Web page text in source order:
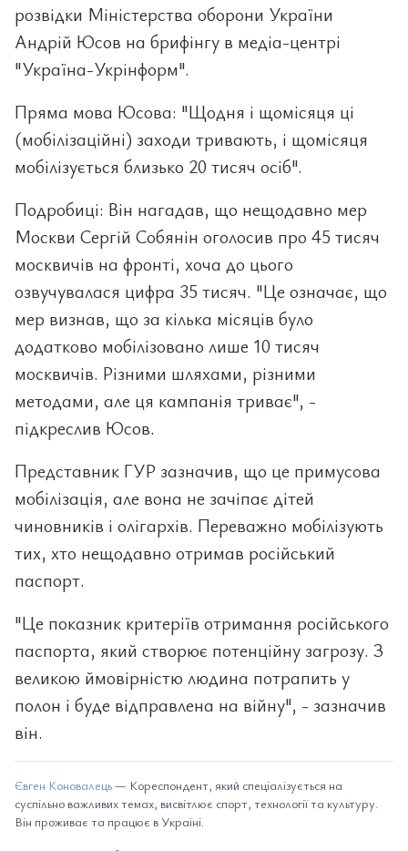
розвідки Міністерства оборони України
Андрій Юсов на брифінгу в медіа-центрі
"Україна-Укрінформ".
Пряма мова Юсова: "Щодня і щомісяця ці
(мобілізаційні) заходи тривають, і щомісяця
мобілізується близько 20 тисяч осіб".
Подробиці: Він нагадав, що нещодавно мер
Москви Сергій Собянін оголосив про 45 тисяч
москвичів на фронті, хоча до цього
озвучувалася цифра 35 тисяч. "Це означає, що
мер визнав, що за кілька місяців було
додатково мобілізовано лише 10 тисяч
москвичів. Різними шляхами, різними
методами, але ця кампанія триває", -
підкреслив Юсов.
Представник ГУР зазначив, що це примусова
мобілізація, але вона не зачіпає дітей
чиновників і олігархів. Переважно мобілізують
тих, хто нещодавно отримав російський
паспорт.
"Це показник критеріїв отримання російського
паспорта, який створює потенційну загрозу. З
великою ймовірністю людина потрапить у
полон і буде відправлена на війну", - зазначив
він.
Євген Коновалець— Кореспондент, який спеціалізується на
суспільно важливих темах, висвітлює спорт, технології та культуру.
Він проживає та працює в Україні.